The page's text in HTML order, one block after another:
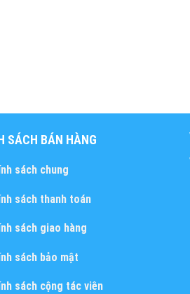
SÁCH BÁN HÀNG
sách chung
sách thanh toán
sách giao hàng
sách bảo mật
sách cộng tác viên